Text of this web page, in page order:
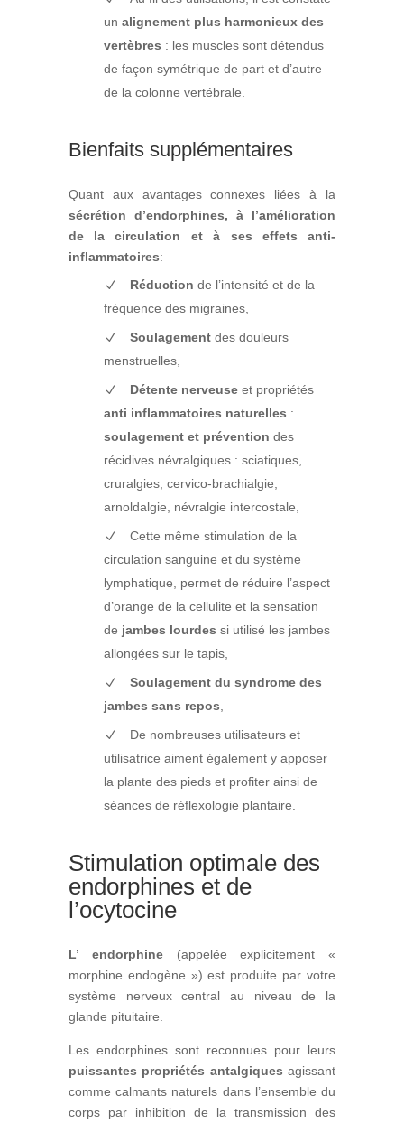
un alignement plus harmonieux des
vertèbres : les muscles sont détendus
de façon symétrique de part et d’autre
de la colonne vertébrale.
Bienfaits supplémentaires
Quant aux avantages connexes liées à la
sécrétion d’endorphines, à l’amélioration
de la circulation et à ses effets anti-
inflammatoires:
Réduction de l’intensité et de la
fréquence des migraines,
Soulagementdes douleurs
menstruelles,
Détente nerveuseet propriétés
anti inflammatoires naturelles :
soulagement et prévention des
récidives névralgiques : sciatiques,
cruralgies, cervico-brachialgie,
arnoldalgie, névralgie intercostale,
Cette même stimulation de la
circulation sanguine et du système
lymphatique, permet de réduire l’aspect
d’orange de la cellulite et la sensation
de jambes lourdes si utilisé les jambes
allongées sur le tapis,
Soulagement du syndrome des
jambes sans repos
De nombreuses utilisateurs et
utilisatrice aiment également y apposer
la plante des pieds et profiter ainsi de
séances de réflexologie plantaire.
Stimulation optimale des
endorphines et de
l’ocytocine
L’ endorphine(appelée explicitement «
morphine endogène ») est produite par votre
système nerveux central au niveau de la
glande pituitaire.
Les endorphines sont reconnues pour leurs
puissantes propriétés antalgiques agissant
comme calmants naturels dans l’ensemble du
corps par inhibition de la transmission des